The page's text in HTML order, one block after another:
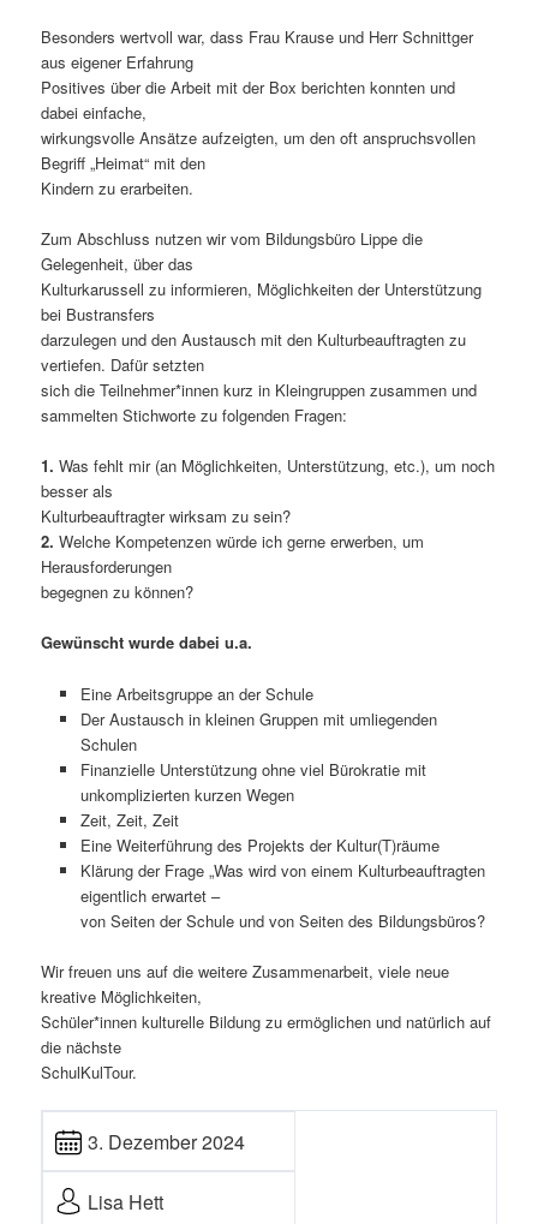
Besonders wertvoll war, dass Frau Krause und Herr Schnittger
aus eigener Erfahrung
Positives über die Arbeit mit der Box berichten konnten und
dabei einfache,
wirkungsvolle Ansätze aufzeigten, um den oft anspruchsvollen
Begriff „Heimat“ mit den
Kindern zu erarbeiten.
Zum Abschluss nutzen wir vom Bildungsbüro Lippe die
Gelegenheit, über das
Kulturkarussell zu informieren, Möglichkeiten der Unterstützung
bei Bustransfers
darzulegen und den Austausch mit den Kulturbeauftragten zu
vertiefen. Dafür setzten
sich die Teilnehmer*innen kurz in Kleingruppen zusammen und
sammelten Stichworte zu folgenden Fragen:
1. Was fehlt mir (an Möglichkeiten, Unterstützung, etc.), um noch
besser als
Kulturbeauftragter wirksam zu sein?
2. Welche Kompetenzen würde ich gerne erwerben, um
Herausforderungen
begegnen zu können?
Gewünscht wurde dabei u.a.
Eine Arbeitsgruppe an der Schule
Der Austausch in kleinen Gruppen mit umliegenden
Schulen
Finanzielle Unterstützung ohne viel Bürokratie mit
unkomplizierten kurzen Wegen
Zeit, Zeit, Zeit
Eine Weiterführung des Projekts der Kultur(T)räume
Klärung der Frage „Was wird von einem Kulturbeauftragten
eigentlich erwartet –
von Seiten der Schule und von Seiten des Bildungsbüros?
Wir freuen uns auf die weitere Zusammenarbeit, viele neue
kreative Möglichkeiten,
Schüler*innen kulturelle Bildung zu ermöglichen und natürlich auf
die nächste
SchulKulTour.
3. Dezember 2024
Lisa Hett